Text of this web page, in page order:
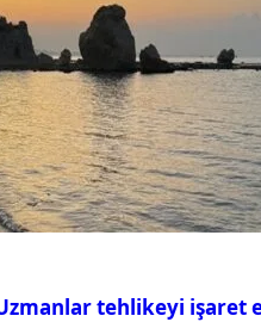
tehlikeyi işaret